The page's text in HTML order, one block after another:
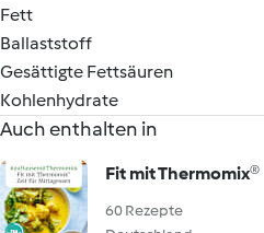
Fett
Ballaststoff
Gesättigte Fettsäuren
Kohlenhydrate
Auch enthalten in
Fit mit Thermomix®
60 Rezepte